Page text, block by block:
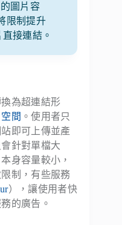
圖片容
限制提升
接連結。
為超連結形
間 。使用者只
即可上傳並產
針對單檔大
身容量較小，
制，有些服務
），讓使用者快
的廣告。